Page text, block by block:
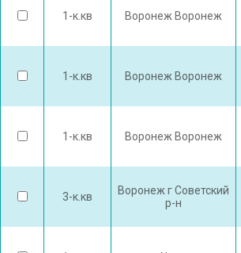
1-к.кв Воронеж Воронеж
1-к.кв Воронеж Воронеж
1-к.кв Воронеж Воронеж
3-к.кв
Воронеж г Советский
р-н